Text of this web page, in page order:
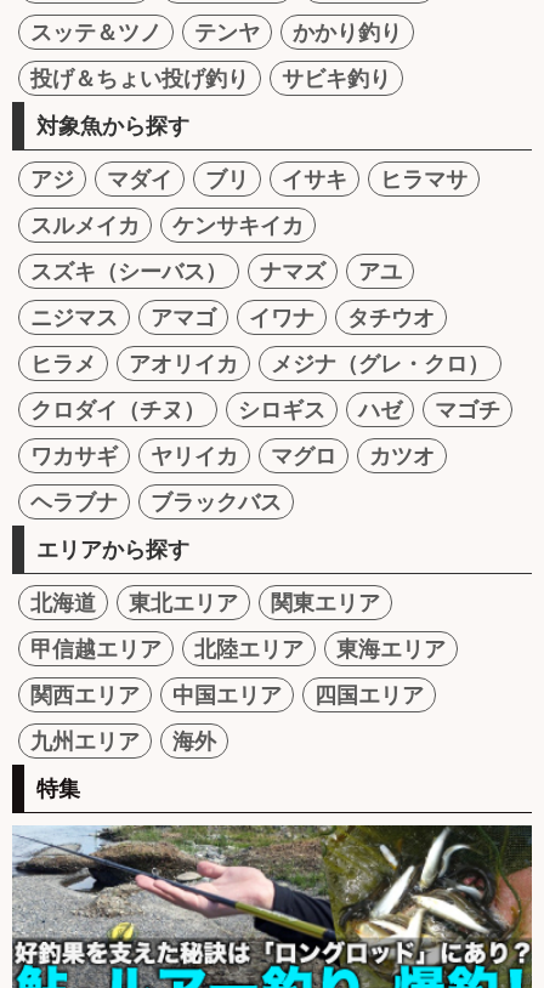
スッテ＆ツノ テンヤ
かかり釣り
投げ＆ちょい投げ釣り
サビキ釣り
対象魚から探す
アジ マダイ ブリ イサキ
ヒラマサ
スルメイカ
ケンサキイカ
スズキ（シーバス）
ナマズ
アユ
ニジマス
アマゴ イワナ
タチウオ
ヒラメ
アオリイカ
メジナ（グレ・クロ）
クロダイ（チヌ）
シロギス ハゼ
マゴチ
ワカサギ
ヤリイカ マグロ
カツオ
ヘラブナ
ブラックバス
エリアから探す
北海道 東北エリア
関東エリア
甲信越エリア
北陸エリア
東海エリア
関西エリア
中国エリア
四国エリア
九州エリア
海外
特集